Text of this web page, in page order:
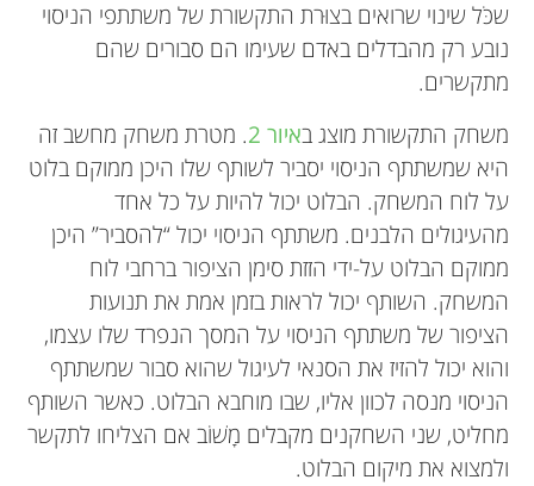
שכֹּל שינוי שרואים בצוּרת התקשורת של משתתפי הניסוי
נובע רק מהבדלים באדם שעימו הם סבורים שהם
מתקשרים.
משחק התקשורת מוצג באיור 2
. מטרת משחק מחשב זה
היא שמשתתף הניסוי יסביר לשותף שלו היכן ממוקם בלוט
על לוח המשחק. הבלוט יכול להיות על כל אחד
מהעיגולים הלבנים. משתתף הניסוי יכול “להסביר” היכן
ממוקם הבלוט על-ידי הזזת סימן הציפור ברחבי לוח
המשחק. השותף יכול לראות בזמן אמת את תנועות
הציפור של משתתף הניסוי על המסך הנפרד שלו עצמו,
והוא יכול להזיז את הסנאי לעיגול שהוא סבור שמשתתף
הניסוי מנסה לכוון אליו, שבו מוחבא הבלוט. כאשר השותף
מחליט, שני השחקנים מקבלים מָשׁוֹב אם הצליחו לתקשר
ולמצוא את מיקום הבלוט.